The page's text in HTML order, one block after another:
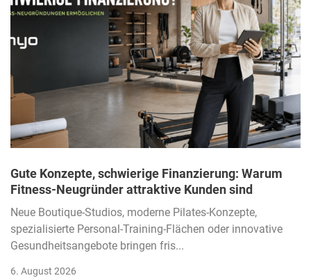
Gute Konzepte, schwierige Finanzierung: Warum
Fitness-Neugründer attraktive Kunden sind
Neue Boutique-Studios, moderne Pilates-Konzepte,
spezialisierte Personal-Training-Flächen oder innovative
Gesundheitsangebote bringen fris...
6. August 2026